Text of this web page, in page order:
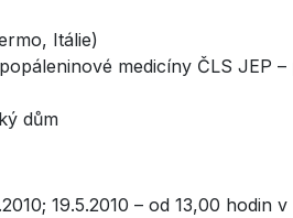
Itálie)
medicíny ČLS JEP
dům
19.5.2010 – od 13,00 hodin